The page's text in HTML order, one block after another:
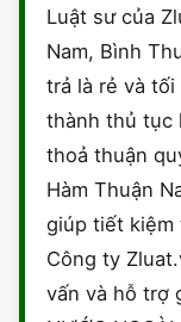
Luật sư của
Nam, Bình
trả là rẻ và
thành thủ tục
thoả thuận
Hàm Thuận
giúp tiết kiệm
Công ty
vấn và hỗ trợ